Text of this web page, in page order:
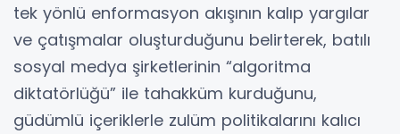
tek yönlü enformasyon akışının kalıp yargılar
ve çatışmalar oluşturduğunu belirterek, batılı
sosyal medya şirketlerinin “algoritma
diktatörlüğü” ile tahakküm kurduğunu,
güdümlü içeriklerle zulüm politikalarını kalıcı